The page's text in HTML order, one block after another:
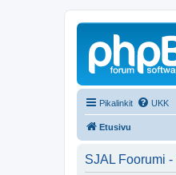
Pikalinkit UKK
Etusivu
SJAL Foorumi